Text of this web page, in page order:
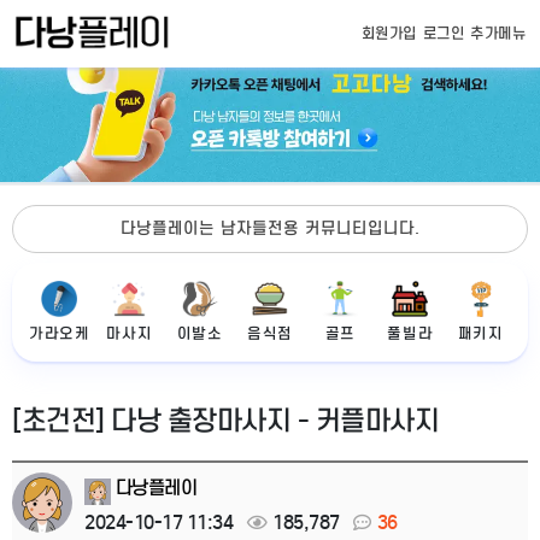
회원가입 로그인 추가메뉴
다낭플레이는 남자들전용 커뮤니티입니다.
가라오케 마사지 이발소 음식점 골프 풀빌라 패키지
[초건전] 다낭 출장마사지 - 커플마사지
다낭플레이
2024-10-17 11:34
185,787 36